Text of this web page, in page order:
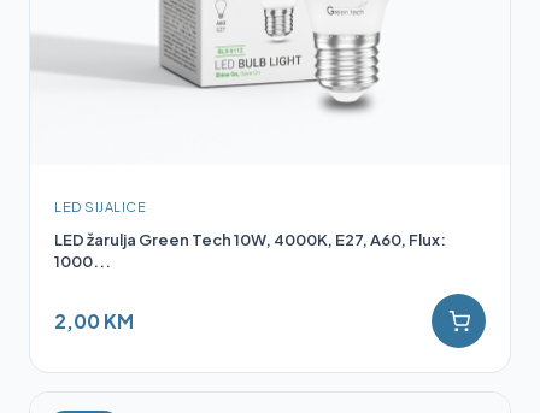
LED SIJALICE
LED žarulja Green Tech 10W, 4000K, E27, A60, Flux:
1000...
2,00 KM